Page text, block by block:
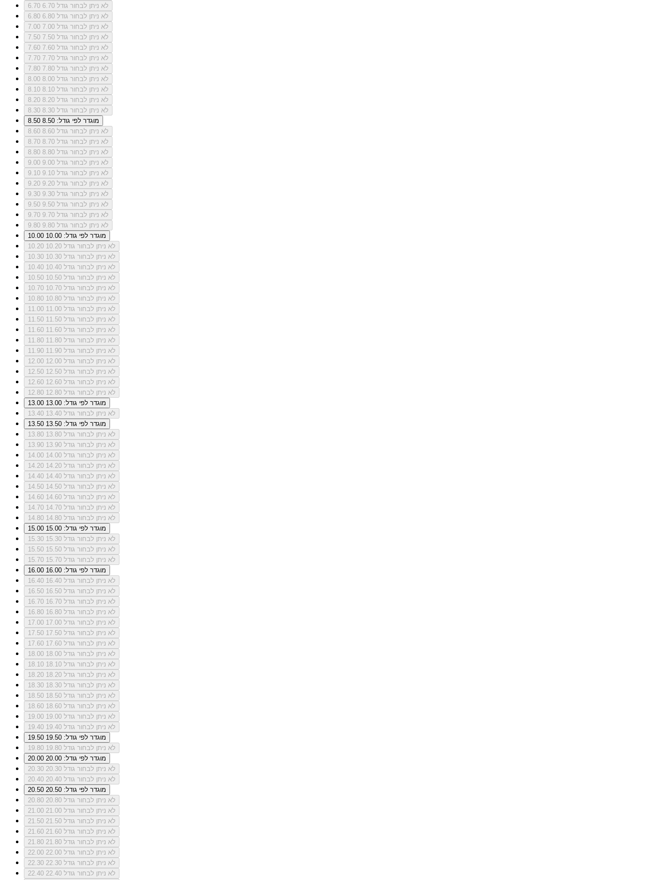
6.70
לא ניתן לבחור גודל 6.70
6.80
לא ניתן לבחור גודל 6.80
7.00
לא ניתן לבחור גודל 7.00
7.50
לא ניתן לבחור גודל 7.50
7.60
לא ניתן לבחור גודל 7.60
7.70
לא ניתן לבחור גודל 7.70
7.80
לא ניתן לבחור גודל 7.80
8.00
לא ניתן לבחור גודל 8.00
8.10
לא ניתן לבחור גודל 8.10
8.20
לא ניתן לבחור גודל 8.20
8.30
לא ניתן לבחור גודל 8.30
8.50
מוגדר לפי גודל: 8.50
8.60
לא ניתן לבחור גודל 8.60
8.70
לא ניתן לבחור גודל 8.70
8.80
לא ניתן לבחור גודל 8.80
9.00
לא ניתן לבחור גודל 9.00
9.10
לא ניתן לבחור גודל 9.10
9.20
לא ניתן לבחור גודל 9.20
9.30
לא ניתן לבחור גודל 9.30
9.50
לא ניתן לבחור גודל 9.50
9.70
לא ניתן לבחור גודל 9.70
9.80
לא ניתן לבחור גודל 9.80
10.00
מוגדר לפי גודל: 10.00
10.20
לא ניתן לבחור גודל 10.20
10.30
לא ניתן לבחור גודל 10.30
10.40
לא ניתן לבחור גודל 10.40
10.50
לא ניתן לבחור גודל 10.50
10.70
לא ניתן לבחור גודל 10.70
10.80
לא ניתן לבחור גודל 10.80
11.00
לא ניתן לבחור גודל 11.00
11.50
לא ניתן לבחור גודל 11.50
11.60
לא ניתן לבחור גודל 11.60
11.80
לא ניתן לבחור גודל 11.80
11.90
לא ניתן לבחור גודל 11.90
12.00
לא ניתן לבחור גודל 12.00
12.50
לא ניתן לבחור גודל 12.50
12.60
לא ניתן לבחור גודל 12.60
12.80
לא ניתן לבחור גודל 12.80
13.00
מוגדר לפי גודל: 13.00
13.40
לא ניתן לבחור גודל 13.40
13.50
מוגדר לפי גודל: 13.50
13.80
לא ניתן לבחור גודל 13.80
13.90
לא ניתן לבחור גודל 13.90
14.00
לא ניתן לבחור גודל 14.00
14.20
לא ניתן לבחור גודל 14.20
14.40
לא ניתן לבחור גודל 14.40
14.50
לא ניתן לבחור גודל 14.50
14.60
לא ניתן לבחור גודל 14.60
14.70
לא ניתן לבחור גודל 14.70
14.80
לא ניתן לבחור גודל 14.80
15.00
מוגדר לפי גודל: 15.00
15.30
לא ניתן לבחור גודל 15.30
15.50
לא ניתן לבחור גודל 15.50
15.70
לא ניתן לבחור גודל 15.70
16.00
מוגדר לפי גודל: 16.00
16.40
לא ניתן לבחור גודל 16.40
16.50
לא ניתן לבחור גודל 16.50
16.70
לא ניתן לבחור גודל 16.70
16.80
לא ניתן לבחור גודל 16.80
17.00
לא ניתן לבחור גודל 17.00
17.50
לא ניתן לבחור גודל 17.50
17.60
לא ניתן לבחור גודל 17.60
18.00
לא ניתן לבחור גודל 18.00
18.10
לא ניתן לבחור גודל 18.10
18.20
לא ניתן לבחור גודל 18.20
18.30
לא ניתן לבחור גודל 18.30
18.50
לא ניתן לבחור גודל 18.50
18.60
לא ניתן לבחור גודל 18.60
19.00
לא ניתן לבחור גודל 19.00
19.40
לא ניתן לבחור גודל 19.40
19.50
מוגדר לפי גודל: 19.50
19.80
לא ניתן לבחור גודל 19.80
20.00
מוגדר לפי גודל: 20.00
20.30
לא ניתן לבחור גודל 20.30
20.40
לא ניתן לבחור גודל 20.40
20.50
מוגדר לפי גודל: 20.50
20.80
לא ניתן לבחור גודל 20.80
21.00
לא ניתן לבחור גודל 21.00
21.50
לא ניתן לבחור גודל 21.50
21.60
לא ניתן לבחור גודל 21.60
21.80
לא ניתן לבחור גודל 21.80
22.00
לא ניתן לבחור גודל 22.00
22.30
לא ניתן לבחור גודל 22.30
22.40
לא ניתן לבחור גודל 22.40